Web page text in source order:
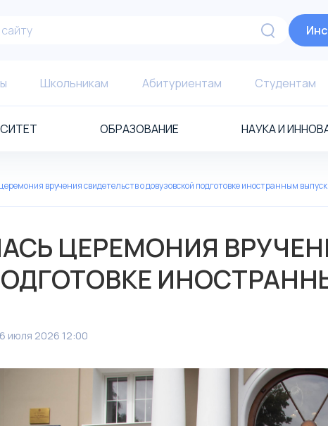
Школьникам Абитуриентам Студентам
ОБРАЗОВАНИЕ НАУКА И
вручения свидетельств о довузовской подготовке иностранным
ЦЕРЕМОНИЯ
июля 2026 12:00